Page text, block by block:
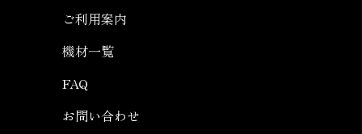
ご利用案内
機材一覧
FAQ
お問い合わせ